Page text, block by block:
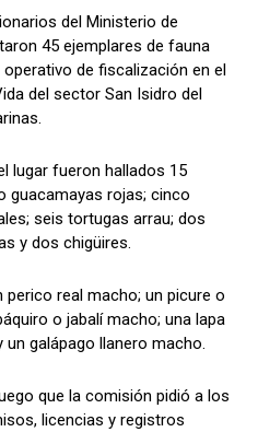
del Ministerio de
45 ejemplares de fauna
de fiscalización en el
del sector San Isidro del
lugar fueron hallados 15
guacamayas rojas; cinco
seis tortugas arrau; dos
y dos chigüires.
real macho; un picure o
o jabalí macho; una lapa
galápago llanero macho.
que la comisión pidió a los
licencias y registros